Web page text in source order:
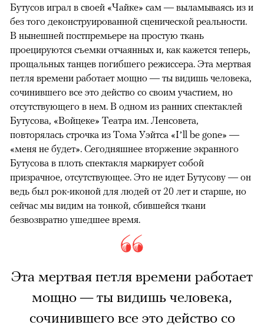
Бутусов играл в своей «Чайке» сам — выламываясь из и
без того деконструированной сценической реальности.
В нынешней постпремьере на простую ткань
проецируются съемки отчаянных и, как кажется теперь,
прощальных танцев погибшего режиссера. Эта мертвая
петля времени работает мощно — ты видишь человека,
сочинившего все это действо со своим участием, но
отсутствующего в нем. В одном из ранних спектаклей
Бутусова, «Войцеке» Театра им. Ленсовета,
повторялась строчка из Тома Уэйтса «I’ll be gone» —
«меня не будет». Сегодняшнее вторжение экранного
Бутусова в плоть спектакля маркирует собой
призрачное, отсутствующее. Это не идет Бутусову — он
ведь был рок-иконой для людей от 20 лет и старше, но
сейчас мы видим на тонкой, сбившейся ткани
безвозвратно ушедшее время.
Эта мертвая петля времени работает
мощно — ты видишь человека,
сочинившего все это действо со